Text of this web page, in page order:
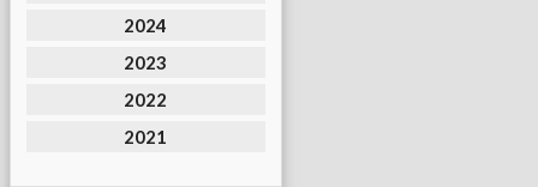
2024
2023
2022
2021